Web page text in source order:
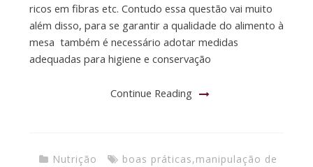
ricos em fibras etc. Contudo essa questão vai muito
além disso, para se garantir a qualidade do alimento à
mesa também é necessário adotar medidas
adequadas para higiene e conservação
Continue Reading
Nutrição boas práticas,manipulação de